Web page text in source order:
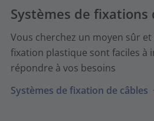
Systèmes de fixations
Vous cherchez un moyen sûr
fixation plastique sont faciles à
répondre à vos besoins
Systèmes de fixation de câbles